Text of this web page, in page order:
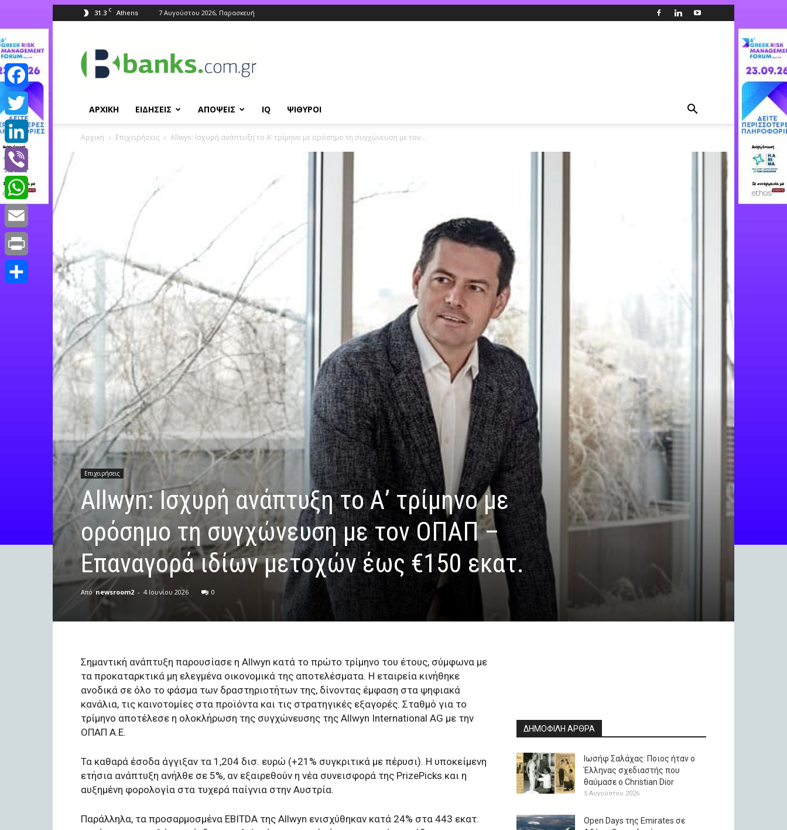
31.3 C Athens 7 Αυγούστου 2026, Παρασκευή
ΑΡΧΙΚΗ ΕΙΔΗΣΕΙΣ ΑΠΟΨΕΙΣ IQ ΨΙΘΥΡΟΙ
Αρχική Επιχειρήσεις Allwyn: Ισχυρή ανάπτυξη το Α’ τρίμηνο με ορόσημο τη συγχώνευση με τον...
Επιχειρήσεις
Allwyn: Ισχυρή ανάπτυξη το Α’ τρίμηνο με
ορόσημο τη συγχώνευση με τον ΟΠΑΠ –
Eπαναγορά ιδίων μετοχών έως €150 εκατ.
Από newsroom2 - 4 Ιουνίου 2026 0
Σημαντική ανάπτυξη παρουσίασε η Allwyn κατά το πρώτο τρίμηνο του έτους, σύμφωνα με
τα προκαταρκτικά μη ελεγμένα οικονομικά της αποτελέσματα. Η εταιρεία κινήθηκε
ανοδικά σε όλο το φάσμα των δραστηριοτήτων της, δίνοντας έμφαση στα ψηφιακά
κανάλια, τις καινοτομίες στα προϊόντα και τις στρατηγικές εξαγορές. Σταθμό για το
τρίμηνο αποτέλεσε η ολοκλήρωση της συγχώνευσης της Allwyn International AG με την
ΟΠΑΠ Α.Ε.
Τα καθαρά έσοδα άγγιξαν τα 1,204 δισ. ευρώ (+21% συγκριτικά με πέρυσι). Η υποκείμενη
ετήσια ανάπτυξη ανήλθε σε 5%, αν εξαιρεθούν η νέα συνεισφορά της PrizePicks και η
αυξημένη φορολογία στα τυχερά παίγνια στην Αυστρία.
Παράλληλα, τα προσαρμοσμένα EBITDA της Allwyn ενισχύθηκαν κατά 24% στα 443 εκατ.
ΔΗΜΟΦΙΛΗ ΑΡΘΡΑ
Ιωσήφ Σαλάχας: Ποιος ήταν ο
Έλληνας σχεδιαστής που
θαύμασε ο Christian Dior
5 Αυγούστου 2026
Open Days της Emirates σε
Facebook
Twitter
LinkedIn
Viber
WhatsApp
Email
Print